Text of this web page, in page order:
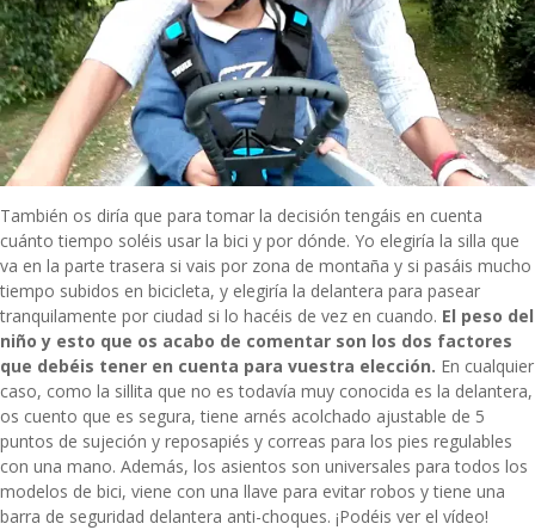
También os diría que para tomar la decisión tengáis en cuenta
cuánto tiempo soléis usar la bici y por dónde. Yo elegiría la silla que
va en la parte trasera si vais por zona de montaña y si pasáis mucho
tiempo subidos en bicicleta, y elegiría la delantera para pasear
tranquilamente por ciudad si lo hacéis de vez en cuando. El peso del
niño y esto que os acabo de comentar son los dos factores
que debéis tener en cuenta para vuestra elección. En cualquier
caso, como la sillita que no es todavía muy conocida es la delantera,
os cuento que es segura, tiene arnés acolchado ajustable de 5
puntos de sujeción y reposapiés y correas para los pies regulables
con una mano. Además, los asientos son universales para todos los
modelos de bici, viene con una llave para evitar robos y tiene una
barra de seguridad delantera anti-choques. ¡Podéis ver el vídeo!